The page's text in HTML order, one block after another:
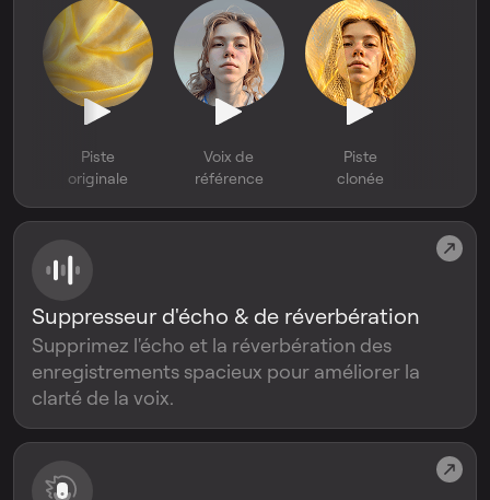
Piste
originale
Voix de
référence
Piste
clonée
Suppresseur d'écho & de réverbération
Supprimez l'écho et la réverbération des
enregistrements spacieux pour améliorer la
clarté de la voix.